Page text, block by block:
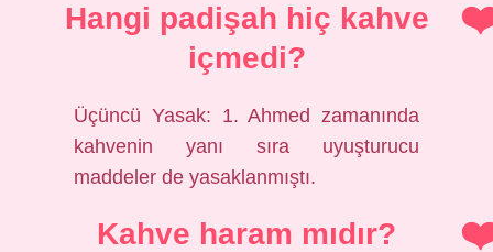
Hangi padişah hiç kahve
içmedi?
Üçüncü Yasak: 1. Ahmed zamanında
kahvenin yanı sıra uyuşturucu
maddeler de yasaklanmıştı.
Kahve haram mıdır?